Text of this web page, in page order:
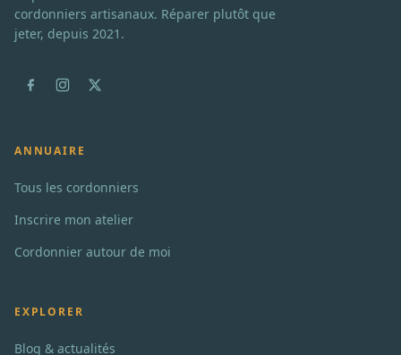
cordonniers artisanaux. Réparer plutôt que
jeter, depuis 2021.
ANNUAIRE
Tous les cordonniers
Inscrire mon atelier
Cordonnier autour de moi
EXPLORER
Blog & actualités